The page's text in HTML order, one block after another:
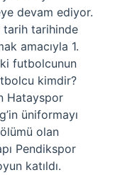
devam ediyor.
tarihinde
amacıyla 1.
futbolcunun
kimdir?
Hatayspor
üniformayı
olan
Pendikspor
katıldı.